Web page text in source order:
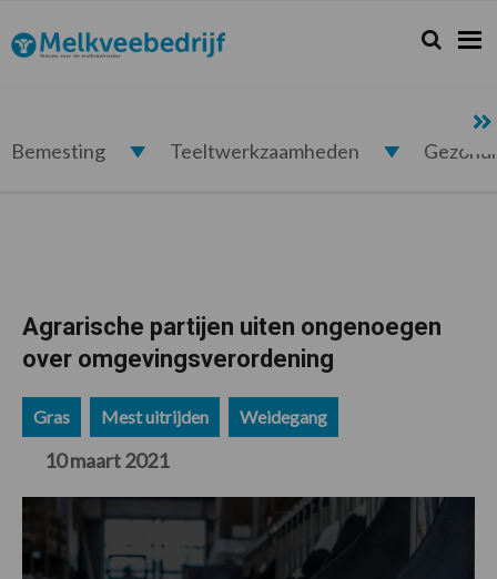
de
hoofdnavigatie
de
hoofd
de
eerste
de
voettekst
Melkveebedrijf.nl Zoeken...
Zoek
Bemesting Teeltwerkzaamheden
Agrarische partijen uiten ongenoegen
over omgevingsverordening
Gras Mest uitrijden Weidegang
10 maart 2021